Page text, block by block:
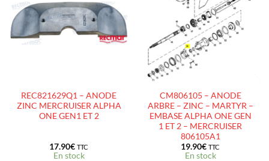
À LA
LISTE
D’ENVIES
REC821629Q1 – ANODE
ZINC MERCRUISER ALPHA
ONE GEN1 ET 2
17.90€ TTC
En stock
À LA
LISTE
D’ENVIES
CM806105 – ANODE
ARBRE – ZINC – MARTYR –
EMBASE ALPHA ONE GEN
1 ET 2 – MERCRUISER
806105A1
19.90€ TTC
En stock